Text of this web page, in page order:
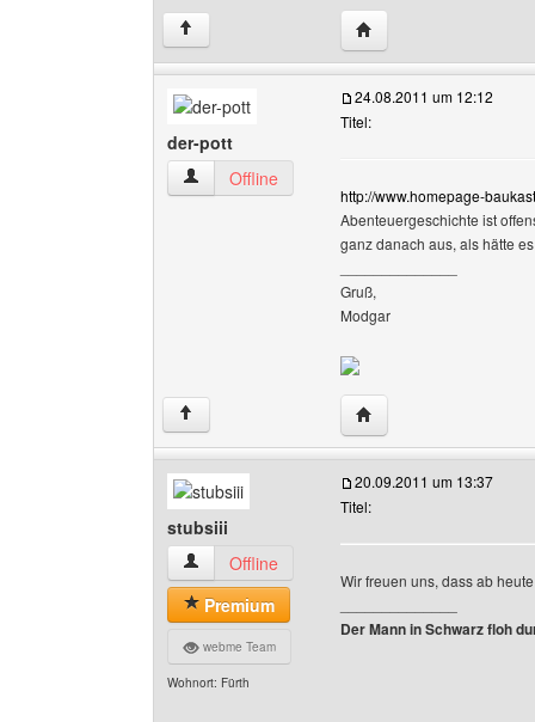
↑ Website dieses
der-pott
der-pott Benutzer-Profile anzeigen
Offline
24.08.2011 um 12:12
Titel:
http://www.homepage-
Abenteuergeschichte ist
ganz danach aus, als hätte
Gruß,
Modgar
↑ Website dieses
stubsiii
stubsiii Benutzer-Profile anzeigen
Offline
Premium
webme Team
Wohnort: Fürth
20.09.2011 um 13:37
Titel:
Wir freuen uns, dass ab
Der Mann in Schwarz floh